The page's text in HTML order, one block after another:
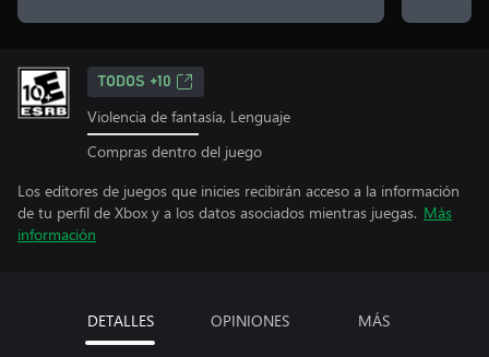
TODOS +10
Violencia de fantasía, Lenguaje
Compras dentro del juego
Los editores de juegos que inicies recibirán acceso a la información
de tu perfil de Xbox y a los datos asociados mientras juegas. Más
información
DETALLES OPINIONES MÁS